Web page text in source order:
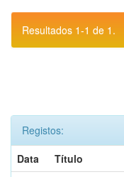
Resultados 1-1 de 1.
Registos:
Data
Título